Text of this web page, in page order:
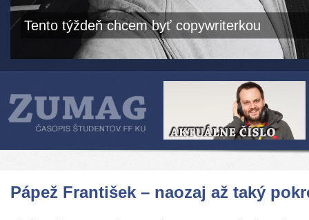
Tento týždeň chcem byť copywriterkou
Pápež František – naozaj až taký